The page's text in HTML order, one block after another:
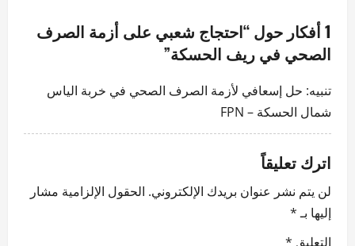
v
i
g
a
t
i
o
1 أفكار حول “
احتجاج شعبي على أزمة الصرف
الصحي في ريف الحسكة”
تنبيه: حل إسعافي لأزمة الصرف الصحي في خربة الياس
شمال الحسكة – FPN
اترك تعليقاً
لن يتم نشر عنوان بريدك الإلكتروني. الحقول الإلزامية مشار
إليها بـ*
التعليق *